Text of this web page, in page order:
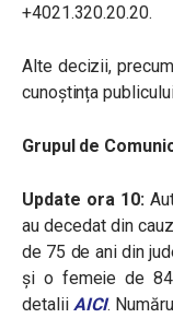
+4021.320.20.20.
Alte decizii,
cunoștința
Grupul de
Update ora 10:
au decedat din
de 75 de ani din
și o femeie de
detalii AICI.